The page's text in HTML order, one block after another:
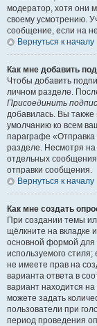
модератор, хотя они
своему усмотрению.
сообщение, если на
Вернуться к началу
Как мне добавить
Чтобы добавить
личном разделе.
Присоединить
добавилась. Вы
умолчанию ко всем
параграфе
разделе. Несмотря
отдельных
отправки сообщения.
Вернуться к началу
Как мне создать
При создании темы
щёлкните на вкладке
основной формой для
используемого
не имеете прав на
варианта ответа в
вариант находится на
можете задать
пользователи при
период проведения